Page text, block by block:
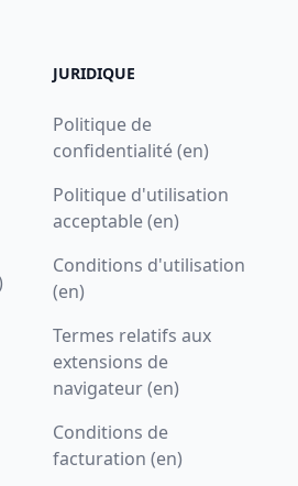
JURIDIQUE
Politique de
confidentialité (en)
Politique d'utilisation
acceptable (en)
Conditions d'utilisation
(en)
Termes relatifs aux
extensions de
navigateur (en)
Conditions de
facturation (en)